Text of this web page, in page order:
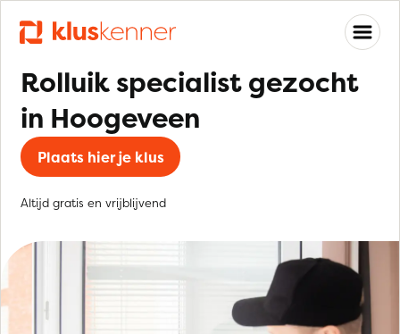
Rolluik specialist gezocht
in Hoogeveen
Plaats hier je klus
Altijd gratis en vrijblijvend